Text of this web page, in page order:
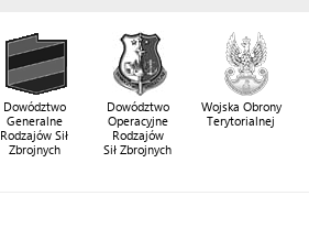
Dowództwo
Generalne
Rodzajów Sił
Zbrojnych
Dowództwo
Operacyjne
Rodzajów
Sił Zbrojnych
Wojska Obrony
Terytorialnej